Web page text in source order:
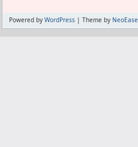
Powered by WordPress | Theme by NeoEase